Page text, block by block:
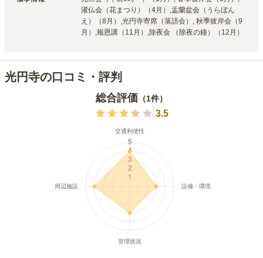
灌仏会（花まつり）（4月）,盂蘭盆会（うらぼん
え）（8月）,光円寺寄席（落語会）, 秋季彼岸会（9
月）,報恩講（11月）,除夜会 （除夜の鐘）（12月）
光円寺の口コミ・評判
総合評価 （1件）
3.5